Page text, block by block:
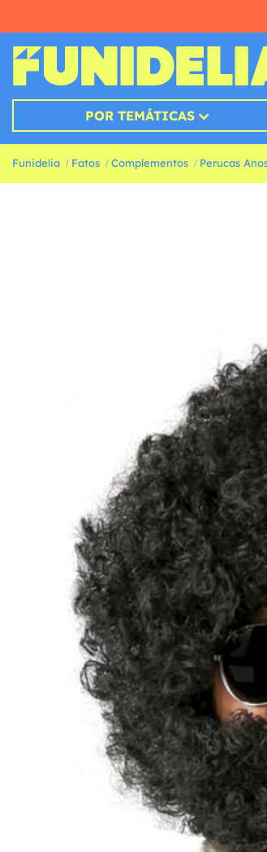
POR TEMÁTICAS
Funidelia Fatos Complementos Perucas